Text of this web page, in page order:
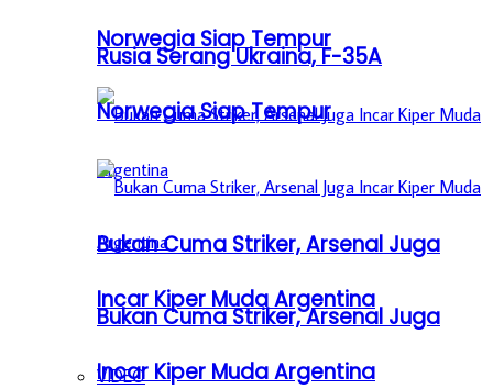
Norwegia Siap Tempur
Bukan Cuma Striker, Arsenal Juga
Incar Kiper Muda Argentina
VIDEO
Rusia Serang Ukraina, F-35A
Norwegia Siap Tempur
Bukan Cuma Striker, Arsenal Juga
Incar Kiper Muda Argentina